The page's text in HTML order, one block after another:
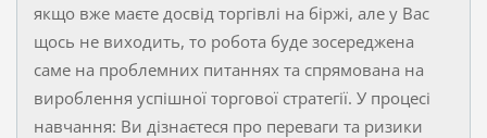
якщо вже маєте досвід торгівлі на біржі, але у Вас
щось не виходить, то робота буде зосереджена
саме на проблемних питаннях та спрямована на
вироблення успішної торгової стратегії. У процесі
навчання: Ви дізнаєтеся про переваги та ризики